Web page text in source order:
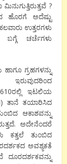
ಮಿನುಗುತ್ತಿರುತ್ತವೆ ?
ಹೊರಗೆ
ಅದೆಷ್ಟು
ಉತ್ತರಗಳು
ಬಗ್ಗೆ
ಚರ್ಚೆಗಳು
ಹಾಗೂ ಗ್ರಹಗಳನ್ನು
ಇರುವುದರಿಂದ
ರಲ್ಲಿ
ಇಟಲಿಯ
) ತಾನೆ ತಯಾರಿಸಿದ
ಆಕಾಶವನ್ನು
. ಅದೇನೆಂದರೆ
ಕತ್ತಲೆ
ತುಂಬಿದ
ಅವಶ್ಯಕತೆ
ದೂರದರ್ಶಕವನ್ನು